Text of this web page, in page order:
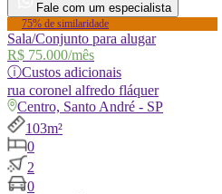
Fale com um especialista
75% de similaridade
Sala/Conjunto para alugar
R$ 75.000/mês
ⓘCustos adicionais
rua coronel alfredo fláquer
Centro, Santo André - SP
103m²
0
2
0